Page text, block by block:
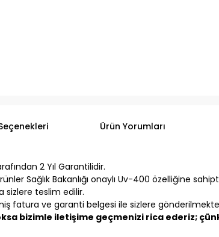
Ürün Yorumları
2 Yıl Garantilidir.
Sağlık Bakanlığı onaylı Uv-400 özelliğine
sizlere teslim edilir.
fatura ve garanti belgesi ile sizlere
bizimle iletişime geçmenizi rica ederiz;